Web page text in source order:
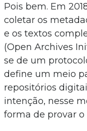
Pois bem. Em
coletar os
e os textos
(Open Archives
se de um
define um meio
repositórios
intenção, nesse
forma de provar o